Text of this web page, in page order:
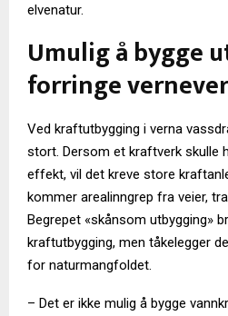
elvenatur.
Umulig å bygge
forringe
Ved kraftutbygging i verna
stort. Dersom et kraftverk skulle
effekt, vil det kreve store
kommer arealinngrep fra veier,
Begrepet «skånsom utbygging»
kraftutbygging, men tåkelegger
for naturmangfoldet.
– Det er ikke mulig å bygge